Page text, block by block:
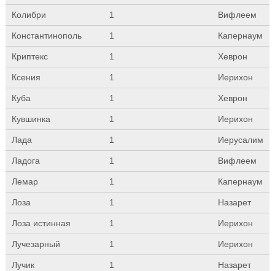
Колибри 1 Вифлеем
Константинополь 1 Капернаум
Криптекс 1 Хеврон
Ксения 1 Иерихон
Куба 1 Хеврон
Кувшинка 1 Иерихон
Лада 1 Иерусалим
Ладога 1 Вифлеем
Лемар 1 Капернаум
Лоза 1 Назарет
Лоза истинная 1 Иерихон
Лучезарный 1 Иерихон
Лучик 1 Назарет